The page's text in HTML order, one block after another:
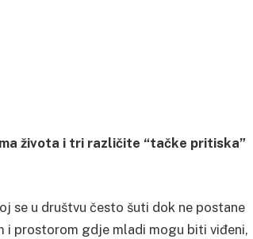
života i tri različite “tačke pritiska”
se u društvu često šuti dok ne postane
i prostorom gdje mladi mogu biti viđeni,